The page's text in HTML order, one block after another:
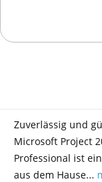
Zuverlässig und
Microsoft Project
Professional ist
aus dem Hause...